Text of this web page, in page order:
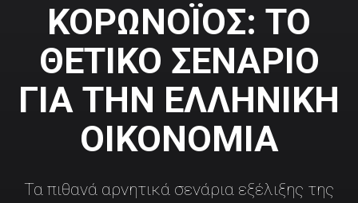
ΚΟΡΩΝΟΪΟΣ: ΤΟ
ΘΕΤΙΚΟ ΣΕΝΑΡΙΟ
ΓΙΑ ΤΗΝ ΕΛΛΗΝΙΚΗ
ΟΙΚΟΝΟΜΙΑ
Τα πιθανά αρνητικά σενάρια εξέλιξης της